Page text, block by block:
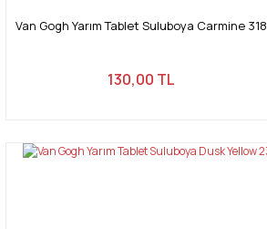
Van Gogh Yarım Tablet Suluboya Carmine 318
130,00 TL